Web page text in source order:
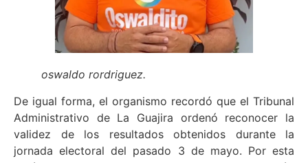
oswaldo rordriguez.
De igual forma, el organismo recordó que el Tribunal
Administrativo de La Guajira ordenó reconocer la
validez de los resultados obtenidos durante la
jornada electoral del pasado 3 de mayo. Por esta